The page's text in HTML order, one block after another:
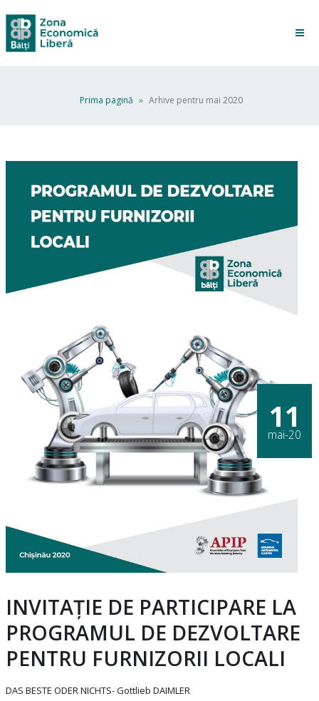
Prima pagină » Arhive pentru mai 2020
11
mai-20
INVITAȚIE DE PARTICIPARE LA
PROGRAMUL DE DEZVOLTARE
PENTRU FURNIZORII LOCALI
DAS BESTE ODER NICHTS- Gottlieb DAIMLER